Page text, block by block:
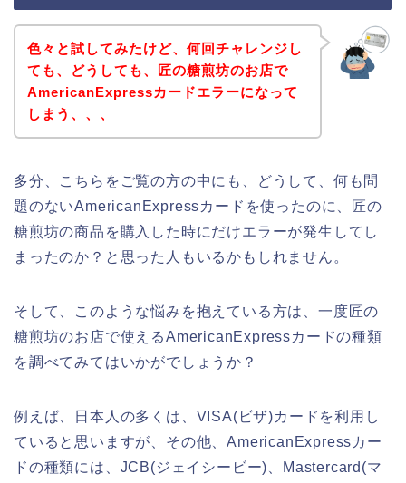
色々と試してみたけど、何回チャレンジし
ても、どうしても、匠の糖煎坊のお店で
AmericanExpressカードエラーになって
しまう、、、
多分、こちらをご覧の方の中にも、どうして、何も問
題のないAmericanExpressカードを使ったのに、匠の
糖煎坊の商品を購入した時にだけエラーが発生してし
まったのか？と思った人もいるかもしれません。
そして、このような悩みを抱えている方は、一度匠の
糖煎坊のお店で使えるAmericanExpressカードの種類
を調べてみてはいかがでしょうか？
例えば、日本人の多くは、VISA(ビザ)カードを利用し
ていると思いますが、その他、AmericanExpressカー
ドの種類には、JCB(ジェイシービー)、Mastercard(マ